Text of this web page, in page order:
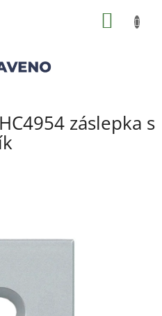
záslepka s